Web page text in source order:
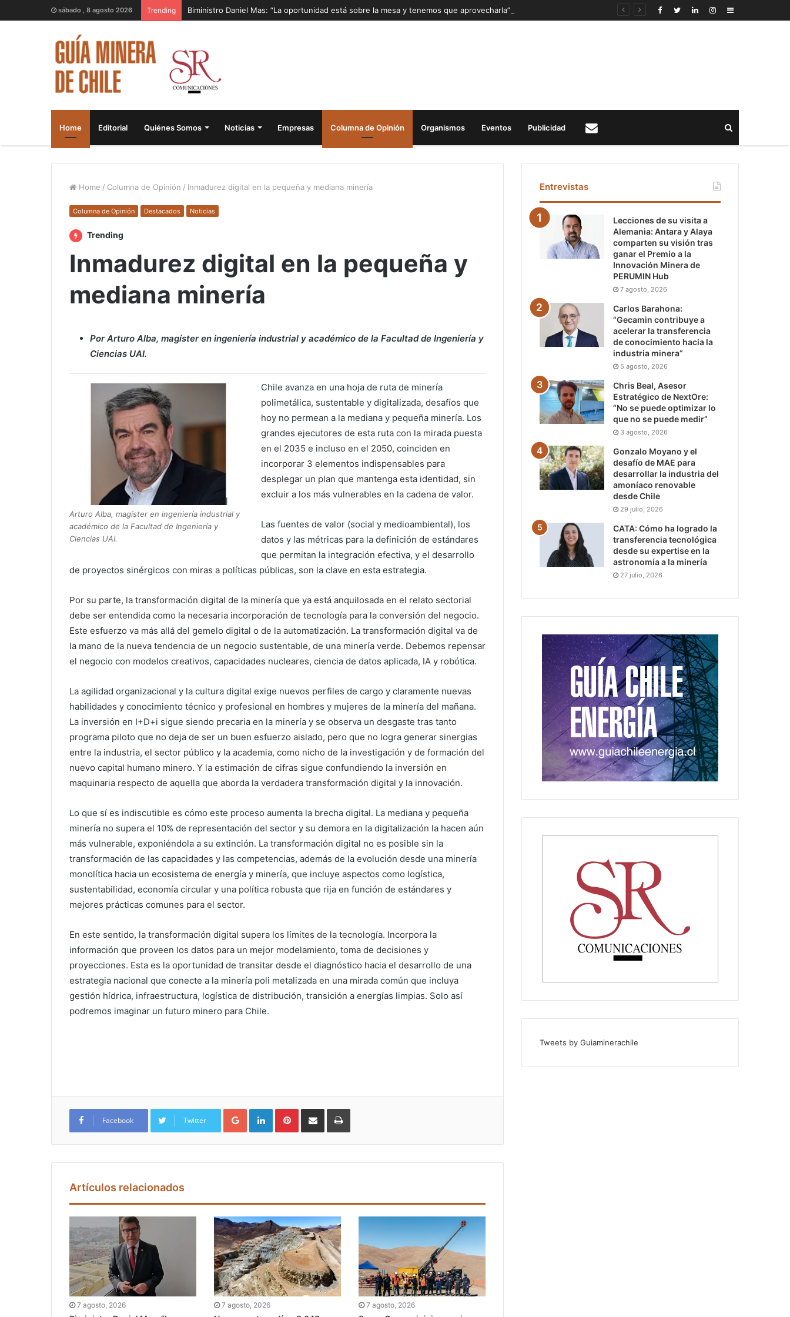
sábado , 8 agosto 2026 Trending Biministro Daniel Mas: “La oportunidad está sobre la mesa y tenemos que aprovecharla” Sidebar
Home Editorial Quiénes Somos Noticias Empresas Columna de Opinión Organismos Eventos Publicidad
Home / Columna de Opinión / Inmadurez digital en la pequeña y mediana minería
Columna de Opinión Destacados Noticias
Trending
Inmadurez digital en la pequeña y
mediana minería
Por Arturo Alba, magíster en ingeniería industrial y académico de la Facultad de Ingeniería y
Ciencias UAI.
Arturo Alba, magíster en ingeniería industrial y
académico de la Facultad de Ingeniería y
Ciencias UAI.
Chile avanza en una hoja de ruta de minería
polimetálica, sustentable y digitalizada, desafíos que
hoy no permean a la mediana y pequeña minería. Los
grandes ejecutores de esta ruta con la mirada puesta
en el 2035 e incluso en el 2050, coinciden en
incorporar 3 elementos indispensables para
desplegar un plan que mantenga esta identidad, sin
excluir a los más vulnerables en la cadena de valor.
Las fuentes de valor (social y medioambiental), los
datos y las métricas para la definición de estándares
que permitan la integración efectiva, y el desarrollo
de proyectos sinérgicos con miras a políticas públicas, son la clave en esta estrategia.
Por su parte, la transformación digital de la minería que ya está anquilosada en el relato sectorial
debe ser entendida como la necesaria incorporación de tecnología para la conversión del negocio.
Este esfuerzo va más allá del gemelo digital o de la automatización. La transformación digital va de
la mano de la nueva tendencia de un negocio sustentable, de una minería verde. Debemos repensar
el negocio con modelos creativos, capacidades nucleares, ciencia de datos aplicada, IA y robótica.
La agilidad organizacional y la cultura digital exige nuevos perfiles de cargo y claramente nuevas
habilidades y conocimiento técnico y profesional en hombres y mujeres de la minería del mañana.
La inversión en I+D+i sigue siendo precaria en la minería y se observa un desgaste tras tanto
programa piloto que no deja de ser un buen esfuerzo aislado, pero que no logra generar sinergias
entre la industria, el sector público y la academia, como nicho de la investigación y de formación del
nuevo capital humano minero. Y la estimación de cifras sigue confundiendo la inversión en
maquinaria respecto de aquella que aborda la verdadera transformación digital y la innovación.
Lo que sí es indiscutible es cómo este proceso aumenta la brecha digital. La mediana y pequeña
minería no supera el 10% de representación del sector y su demora en la digitalización la hacen aún
más vulnerable, exponiéndola a su extinción. La transformación digital no es posible sin la
transformación de las capacidades y las competencias, además de la evolución desde una minería
monolítica hacia un ecosistema de energía y minería, que incluye aspectos como logística,
sustentabilidad, economía circular y una política robusta que rija en función de estándares y
mejores prácticas comunes para el sector.
En este sentido, la transformación digital supera los límites de la tecnología. Incorpora la
información que proveen los datos para un mejor modelamiento, toma de decisiones y
proyecciones. Esta es la oportunidad de transitar desde el diagnóstico hacia el desarrollo de una
estrategia nacional que conecte a la minería poli metalizada en una mirada común que incluya
gestión hídrica, infraestructura, logística de distribución, transición a energías limpias. Solo así
podremos imaginar un futuro minero para Chile.
Facebook Twitter
Google+ LinkedIn Pinterest
Artículos relacionados
7 agosto, 2026 7 agosto, 2026 7 agosto, 2026
Entrevistas
Lecciones de su visita a
Alemania: Antara y Alaya
comparten su visión tras
ganar el Premio a la
Innovación Minera de
PERUMIN Hub
7 agosto, 2026
Carlos Barahona:
“Gecamin contribuye a
acelerar la transferencia
de conocimiento hacia la
industria minera”
5 agosto, 2026
Chris Beal, Asesor
Estratégico de NextOre:
“No se puede optimizar lo
que no se puede medir”
3 agosto, 2026
Gonzalo Moyano y el
desafío de MAE para
desarrollar la industria del
amoníaco renovable
desde Chile
29 julio, 2026
CATA: Cómo ha logrado la
transferencia tecnológica
desde su expertise en la
astronomía a la minería
27 julio, 2026
Tweets by Guiaminerachile